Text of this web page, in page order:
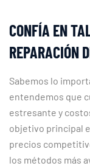
CONFÍA EN
REPARACIÓN
Sabemos lo
entendemos que
estresante y
objetivo principal
precios
los métodos más